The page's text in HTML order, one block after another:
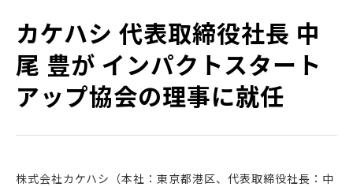
カケハシ 代表取締役社長 中
尾 豊が インパクトスタート
アップ協会の理事に就任
株式会社カケハシ（本社：東京都港区、代表取締役社長：中